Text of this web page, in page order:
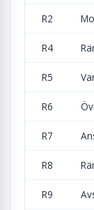
R2
R4
R5
R6
R7
R8
R9